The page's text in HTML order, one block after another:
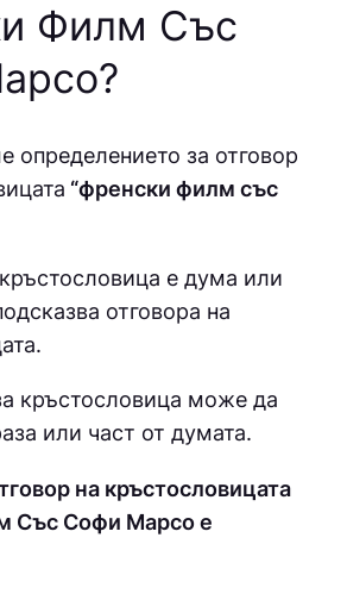
Филм Със
?
определението за отговор
“френски филм със
е дума или
отговора на
кръстословица може да
или част от думата.
на кръстословицата
Със Софи Марсо е